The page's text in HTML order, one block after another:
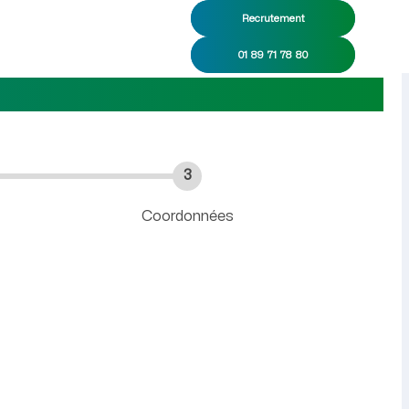
Recrutement
01 89 71 78 80
3
Coordonnées